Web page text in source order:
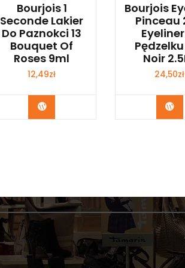
Bourjois 1
Seconde Lakier
Do Paznokci 13
Bouquet Of
Roses 9ml
12,49zł
Zobacz
Bourjois
Pinceau
Noir
24,50zł